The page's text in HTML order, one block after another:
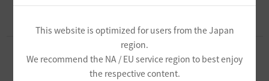
This website is optimized for users from the Japan
region.
We recommend the NA / EU service region to best enjoy
the respective content.
[スクリーンショット／映像] ウサだなや
[スクリーンショット／映像] レンジャーだなや
２
1
884 2025.10.01